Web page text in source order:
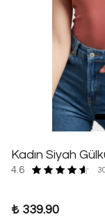
Kadın Siyah
4.6
₺ 339.90